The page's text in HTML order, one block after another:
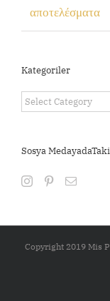
αποτελέσματα
Kategoriler
Kategoriler
Sosya
Copyright 2019 Mis